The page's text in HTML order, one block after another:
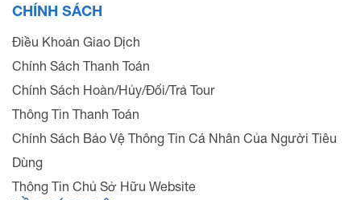
CHÍNH SÁCH
Điều Khoản Giao Dịch
Chính Sách Thanh Toán
Chính Sách Hoàn/Hủy/Đổi/Trả Tour
Thông Tin Thanh Toán
Chính Sách Bảo Vệ Thông Tin Cá Nhân Của Người Tiêu
Dùng
Thông Tin Chủ Sở Hữu Website